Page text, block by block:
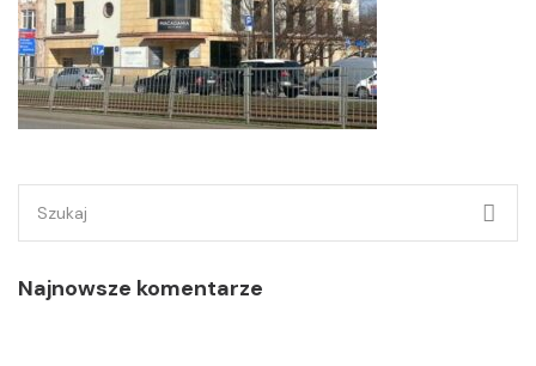
Najnowsze komentarze